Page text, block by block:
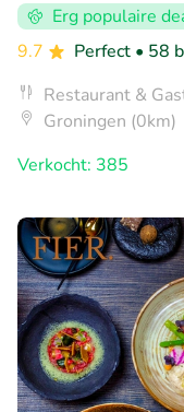
Erg populaire
9.7
Perfect • 58
Restaurant &
Groningen (0km)
Verkocht: 385